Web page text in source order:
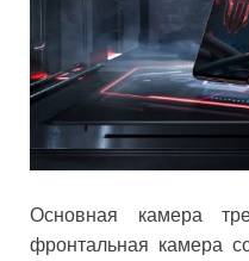
Основная камера
фронтальная камера